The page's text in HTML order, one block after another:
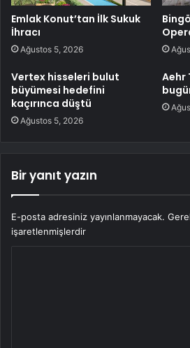
Emlak Konut’tan İlk Sukuk
İhracı
Ağustos 5, 2026
Vertex hisseleri bulut
büyümesi hedefini
kaçırınca düştü
Ağustos 5, 2026
Aehr
Bir yanıt yazın
E-posta adresiniz yayınlanmayacak.
işaretlenmişlerdir